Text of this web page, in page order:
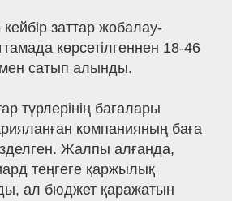
заттар жобалау-
көрсетілгеннен 18-46
сатып алынды.
түрлерінің бағалары
компанияның баға
Жалпы алғанда,
теңгеге қаржылық
ал бюджет қаражатын